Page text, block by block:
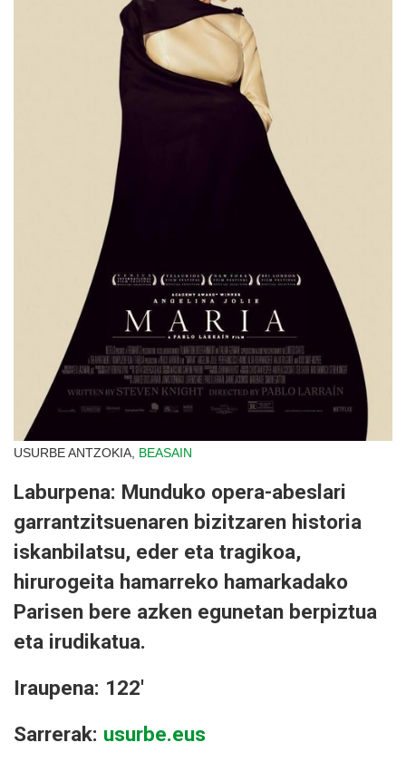
USURBE ANTZOKIA, BEASAIN
Laburpena: Munduko opera-abeslari
garrantzitsuenaren bizitzaren historia
iskanbilatsu, eder eta tragikoa,
hirurogeita hamarreko hamarkadako
Parisen bere azken egunetan berpiztua
eta irudikatua.
Iraupena: 122'
Sarrerak: usurbe.eus